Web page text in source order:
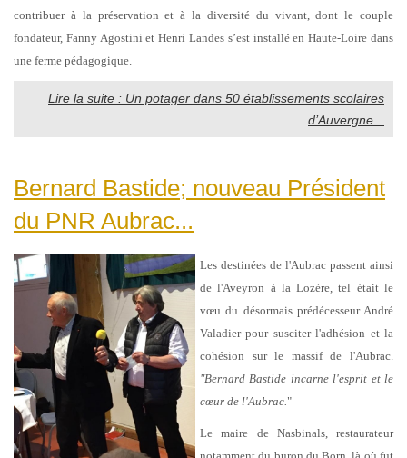
contribuer à la préservation et à la diversité du vivant, dont le couple
fondateur, Fanny Agostini et Henri Landes s’est installé en Haute-Loire dans
une ferme pédagogique.
Lire la suite : Un potager dans 50 établissements scolaires
d’Auvergne...
Bernard Bastide; nouveau Président
du PNR Aubrac...
Les destinées de l'Aubrac passent ainsi
de l'Aveyron à la Lozère, tel était le
vœu du désormais prédécesseur André
Valadier pour susciter l'adhésion et la
cohésion sur le massif de l'Aubrac.
"Bernard Bastide incarne l'esprit et le
cœur de l'Aubrac. "
Le maire de Nasbinals, restaurateur